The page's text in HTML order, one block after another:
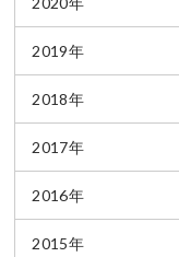
2019年
2018年
2017年
2016年
2015年